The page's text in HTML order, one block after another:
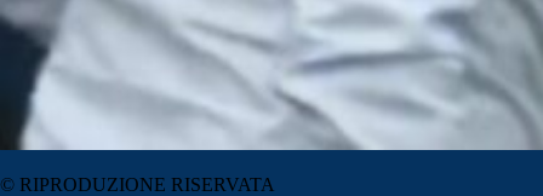
© RIPRODUZIONE RISERVATA